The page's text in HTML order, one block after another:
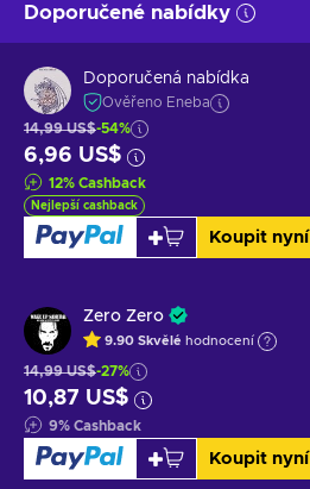
Doporučené nabídky
Doporučená nabídka
Ověřeno Eneba
14,99 US$-54%
6,96 US$
12% Cashback
Nejlepší cashback
Koupit nyní
Zero Zero
9.90 Skvělé hodnocení
14,99 US$-27%
10,87 US$
9% Cashback
Koupit nyní